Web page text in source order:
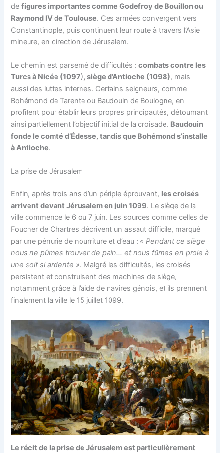
defigures importantes comme Godefroy de Bouillon ou
Raymond IV de Toulouse. Ces armées convergent vers
Constantinople, puis continuent leur route à travers l’Asie
mineure, en direction de Jérusalem​.
Le chemin est parsemé de difficultés :combats contre les
Turcs à Nicée (1097), siège d’Antioche (1098), mais
aussi des luttes internes. Certains seigneurs, comme
Bohémond de Tarente ou Baudouin de Boulogne, en
profitent pour établir leurs propres principautés, détournant
ainsi partiellement l’objectif initial de la croisade. Baudouin
fonde le comté d’Édesse, tandis que Bohémond s’installe
à Antioche​.
La prise de Jérusalem
Enfin, après trois ans d’un périple éprouvant, les croisés
arrivent devant Jérusalem en juin 1099. Le siège de la
ville commence le 6 ou 7 juin. Les sources comme celles de
Foucher de Chartres décrivent un assaut difficile, marqué
par une pénurie de nourriture et d’eau : « Pendant ce siège
nous ne pûmes trouver de pain… et nous fûmes en proie à
une soif si ardente »​. Malgré les difficultés, les croisés
persistent et construisent des machines de siège,
notamment grâce à l’aide de navires génois, et ils prennent
finalement la ville le 15 juillet 1099​.
Le récit de la prise de Jérusalem est particulièrement